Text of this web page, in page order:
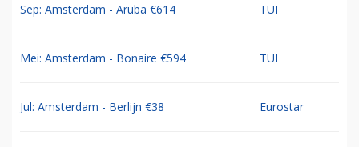
Sep: Amsterdam - Aruba €614 TUI
Mei: Amsterdam - Bonaire €594 TUI
Jul: Amsterdam - Berlijn €38 Eurostar